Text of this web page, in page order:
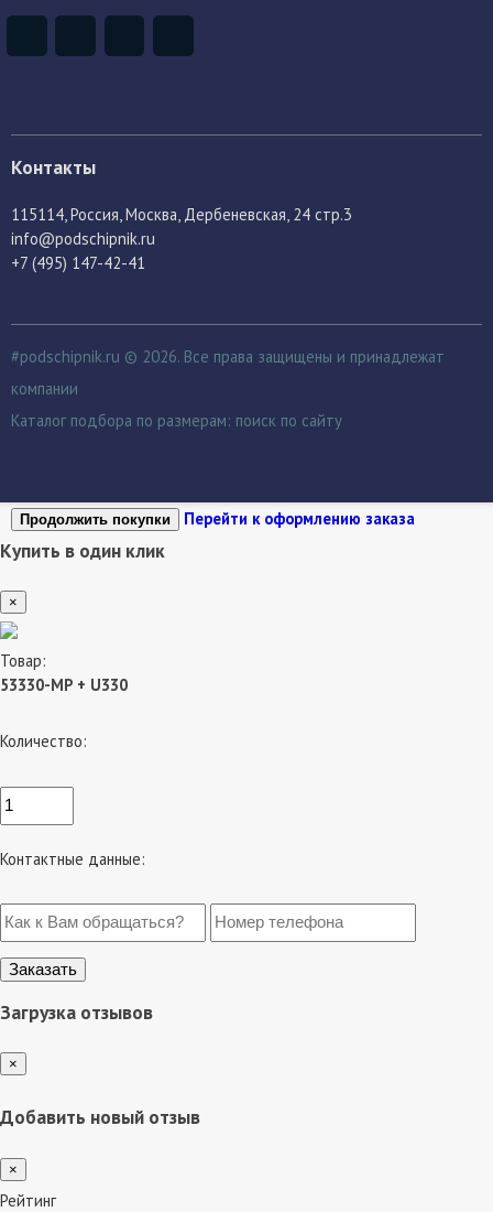
Контакты
115114 , Россия, Москва, Дербеневская, 24 стр.3
info@podschipnik.ru
+7 (495) 147-42-41
#podschipnik.ru © 2026. Все права защищены и принадлежат
компании
Каталог подбора по размерам: поиск по сайту
Продолжить покупки Перейти к оформлению заказа
Купить в один клик
×
Товар:
53330-MP + U330
Количество:
Контактные данные:
Загрузка отзывов
×
Добавить новый отзыв
×
Рейтинг